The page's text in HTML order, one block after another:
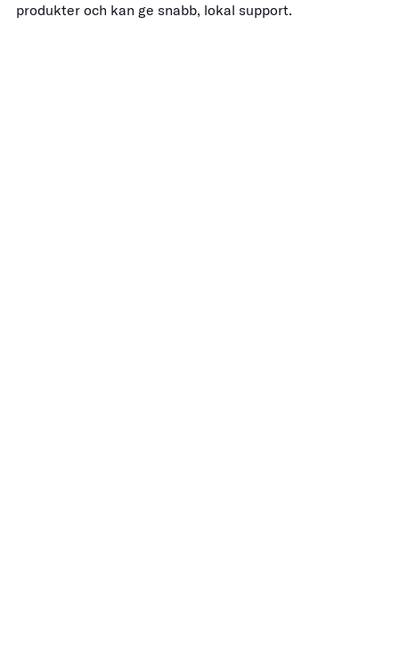
produkter och kan ge snabb, lokal support.